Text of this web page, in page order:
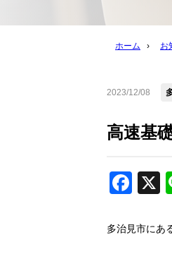
ホーム › お
2023/12/08
高速基
多治見市にあ